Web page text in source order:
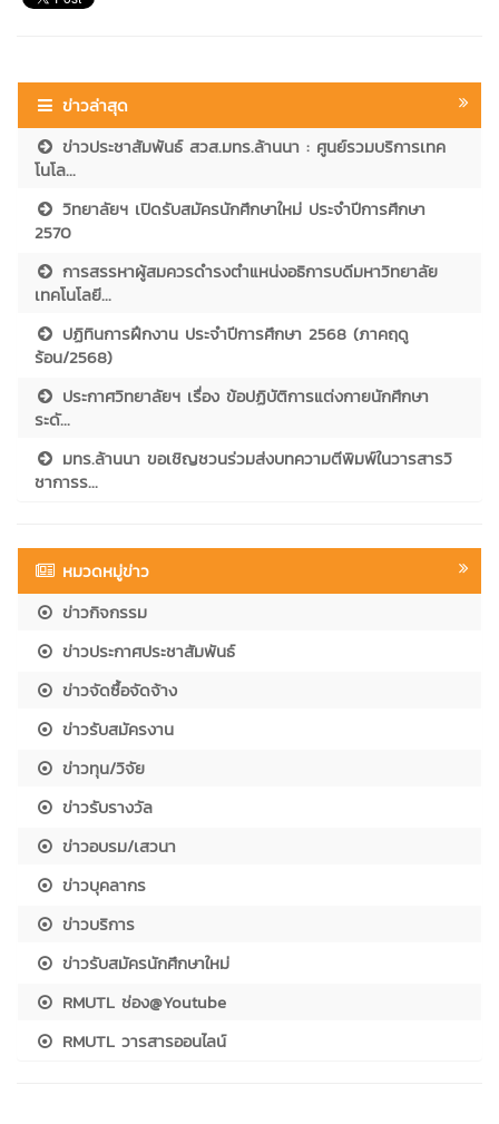
ข่าวล่าสุด
ข่าวประชาสัมพันธ์ สวส.มทร.ล้านนา : ศูนย์รวมบริการเทค
โนโล...
วิทยาลัยฯ เปิดรับสมัครนักศึกษาใหม่ ประจำปีการศึกษา
2570
การสรรหาผู้สมควรดำรงตำแหน่งอธิการบดีมหาวิทยาลัย
เทคโนโลยี...
ปฏิทินการฝึกงาน ประจำปีการศึกษา 2568 (ภาคฤดู
ร้อน/2568)
ประกาศวิทยาลัยฯ เรื่อง ข้อปฏิบัติการแต่งกายนักศึกษา
ระดั...
มทร.ล้านนา ขอเชิญชวนร่วมส่งบทความตีพิมพ์ในวารสารวิ
ชาการร...
หมวดหมู่ข่าว
ข่าวกิจกรรม
ข่าวประกาศประชาสัมพันธ์
ข่าวจัดซื้อจัดจ้าง
ข่าวรับสมัครงาน
ข่าวทุน/วิจัย
ข่าวรับรางวัล
ข่าวอบรม/เสวนา
ข่าวบุคลากร
ข่าวบริการ
ข่าวรับสมัครนักศึกษาใหม่
RMUTL ช่อง@Youtube
RMUTL วารสารออนไลน์